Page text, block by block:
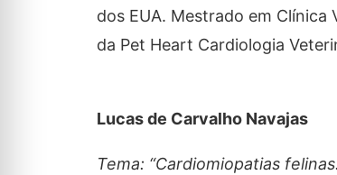
dos EUA. Mestrado em Clínica
da Pet Heart Cardiologia
Lucas de Carvalho Navajas
Tema: “Cardiomiopatias